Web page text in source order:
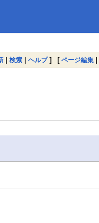
| 検索 | ヘルプ] [ ページ編集 |